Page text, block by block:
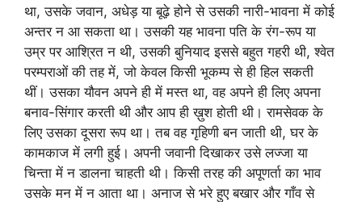
था, उसके जवान, अधेड़ या बूढ़े होने से उसकी नारी-भावना में कोई
अन्तर न आ सकता था। उसकी यह भावना पति के रंग-रूप या
उम्र पर आश्रित न थी, उसकी बुनियाद इससे बहुत गहरी थी, श्वेत
परम्पराओं की तह में, जो केवल किसी भूकम्प से ही हिल सकती
थीं। उसका यौवन अपने ही में मस्त था, वह अपने ही लिए अपना
बनाव-सिंगार करती थी और आप ही ख़ुश होती थी। रामसेवक के
लिए उसका दूसरा रूप था। तब वह गृहिणी बन जाती थी, घर के
कामकाज में लगी हुई। अपनी जवानी दिखाकर उसे लज्जा या
चिन्ता में न डालना चाहती थी। किसी तरह की अपूणर्ता का भाव
उसके मन में न आता था। अनाज से भरे हुए बखार और गाँव से